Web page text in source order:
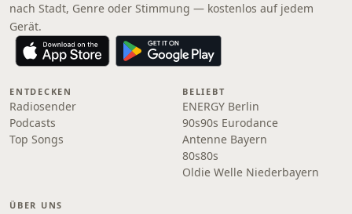
nach Stadt, Genre oder Stimmung — kostenlos auf jedem
Gerät.
ENTDECKEN
Radiosender
Podcasts
Top Songs
BELIEBT
ENERGY Berlin
90s90s Eurodance
Antenne Bayern
80s80s
Oldie Welle Niederbayern
ÜBER UNS